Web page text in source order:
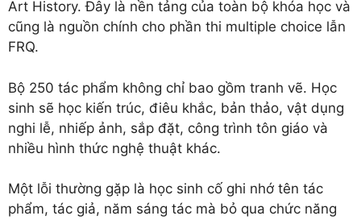
Art History. Đây là nền tảng của toàn bộ khóa học và
cũng là nguồn chính cho phần thi multiple choice lẫn
FRQ.
Bộ 250 tác phẩm không chỉ bao gồm tranh vẽ. Học
sinh sẽ học kiến trúc, điêu khắc, bản thảo, vật dụng
nghi lễ, nhiếp ảnh, sắp đặt, công trình tôn giáo và
nhiều hình thức nghệ thuật khác.
Một lỗi thường gặp là học sinh cố ghi nhớ tên tác
phẩm, tác giả, năm sáng tác mà bỏ qua chức năng